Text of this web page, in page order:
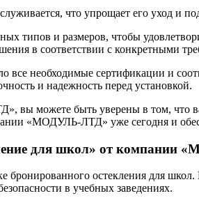
что упрощает его уход и
типов и размеров, чтобы
в соответствии с конкретными
необходимые сертификации и
и надежность перед установкой.
можете быть уверены в том, что
«МОДУЛЬ-ЛТД» уже сегодня и
для школ» от
остекления для
в учебных заведениях.